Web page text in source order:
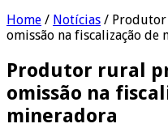
Home / Notícias / Produtor
omissão na fiscalização de
Produtor rural
omissão na
mineradora